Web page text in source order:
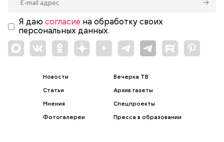
Я даю согласие на обработку своих
персональных данных.
Новости
Статьи
Мнения
Фотогалереи
Вечерка ТВ
Архив газеты
Спецпроекты
Пресса в образовании